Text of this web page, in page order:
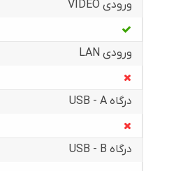
ورودی VIDEO
ورودی LAN
درگاه USB - A
درگاه USB - B